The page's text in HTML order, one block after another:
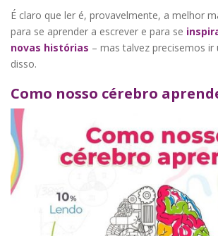
É claro que ler é, provavelmente, a melhor
para se aprender a escrever e para se
novas histórias – mas talvez precisemos
disso.
Como nosso cérebro